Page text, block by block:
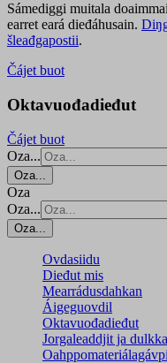
Sámediggi muitala
earret eará dieđáhusain.
šleađgapostii.
Čájet buot
Oktavuođadieđut
Čájet buot
Oza...
Oza...
Oza
Oza...
Oza...
Ovdasiidu
Dieđut mis
Mearrádusdahkan
Áigeguovdil
Oktavuođadieđut
Jorgaleaddjit ja
Oahppomateriálagávpi